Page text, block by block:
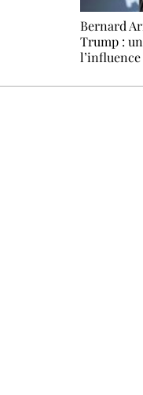
Bernard
Trump :
l’influence